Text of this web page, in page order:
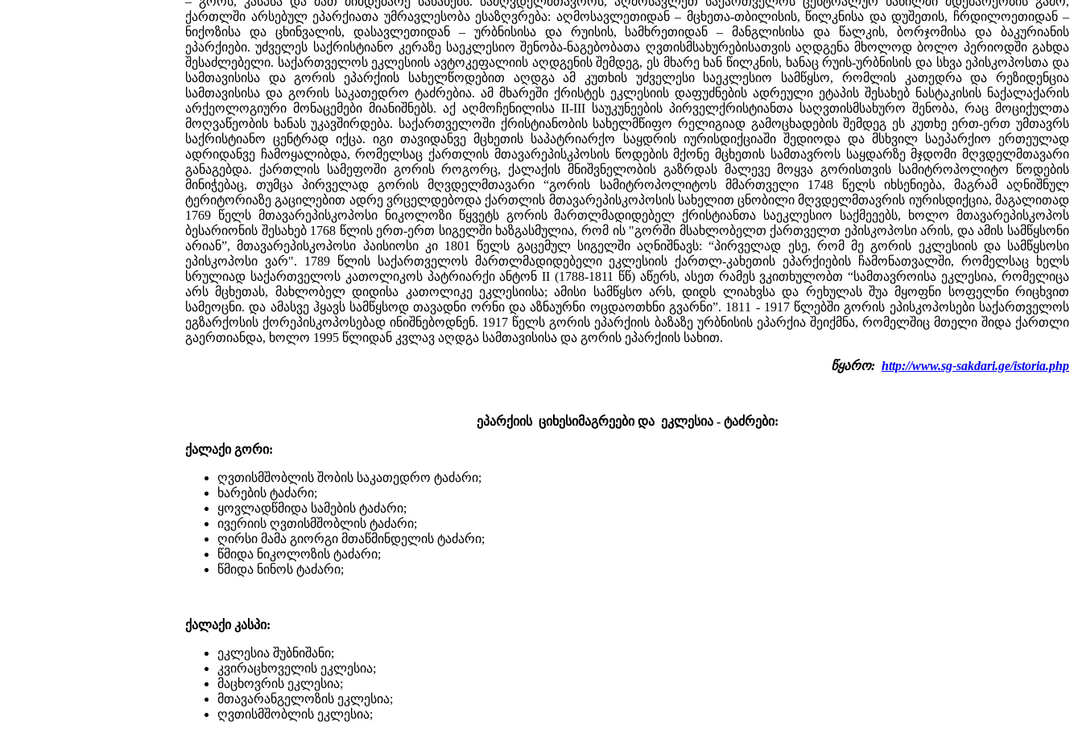
ქართლში არსებულ ეპარქიათა უმრავლესობა ესაზღვრება: აღმოსავლეთიდან – მცხეთა-თბილისის, წილკნისა და დუშეთის, ჩრდილოეთიდან –
ნიქოზისა და ცხინვალის, დასავლეთიდან – ურბნისისა და რუისის, სამხრეთიდან – მანგლისისა და წალკის, ბორჯომისა და ბაკურიანის
ეპარქიები. უძველეს საქრისტიანო კერაზე საეკლესიო შენობა-ნაგებობათა ღვთისმსახურებისათვის აღდგენა მხოლოდ ბოლო პერიოდში გახდა
შესაძლებელი. საქართველოს ეკლესიის ავტოკეფალიის აღდგენის შემდეგ, ეს მხარე ხან წილკნის, ხანაც რუის-ურბნისის და სხვა ეპისკოპოსთა და
სამთავისისა და გორის ეპარქიის სახელწოდებით აღდგა ამ კუთხის უძველესი საეკლესიო სამწყსო, რომლის კათედრა და რეზიდენცია
სამთავისისა და გორის საკათედრო ტაძრებია. ამ მხარეში ქრისტეს ეკლესიის დაფუძნების ადრეული ეტაპის შესახებ ნასტაკისის ნაქალაქარის
არქეოლოგიური მონაცემები მიანიშნებს. აქ აღმოჩენილისა II-III საუკუნეების პირველქრისტიანთა საღვთისმსახურო შენობა, რაც მოციქულთა
მოღვაწეობის ხანას უკავშირდება. საქართველოში ქრისტიანობის სახელმწიფო რელიგიად გამოცხადების შემდეგ ეს კუთხე ერთ-ერთ უმთავრს
საქრისტიანო ცენტრად იქცა. იგი თავიდანვე მცხეთის საპატრიარქო საყდრის იურისდიქციაში შედიოდა და მსხვილ საეპარქიო ერთეულად
ადრიდანვე ჩამოყალიბდა, რომელსაც ქართლის მთავარეპისკპოსის წოდების მქონე მცხეთის სამთავროს საყდარზე მჯდომი მღვდელმთავარი
განაგებდა. ქართლის სამეფოში გორის როგორც, ქალაქის მნიშვნელობის გაზრდას მალევე მოყვა გორისთვის სამიტროპოლიტო წოდების
მინიჭებაც, თუმცა პირველად გორის მღვდელმთავარი “გორის სამიტროპოლიტოს მმართველი 1748 წელს იხსენიება, მაგრამ აღნიშნულ
ტერიტორიაზე გაცილებით ადრე ვრცელდებოდა ქართლის მთავარეპისკოპოსის სახელით ცნობილი მღვდელმთავრის იურისდიქცია, მაგალითად
1769 წელს მთავარეპისკოპოსი ნიკოლოზი წყვეტს გორის მართლმადიდებელ ქრისტიანთა საეკლესიო საქმეეებს, ხოლო მთავარეპისკოპოს
ბესარიონის შესახებ 1768 წლის ერთ-ერთ სიგელში ხაზგასმულია, რომ ის "გორში მსახლობელთ ქართველთ ეპისკოპოსი არის, და ამის სამწყსონი
არიან”, მთავარეპისკოპოსი პაისიოსი კი 1801 წელს გაცემულ სიგელში აღნიშნავს: “პირველად ესე, რომ მე გორის ეკლესიის და სამწყსოსი
ეპისკოპოსი ვარ". 1789 წლის საქართველოს მართლმადიდებელი ეკლესიის ქართლ-კახეთის ეპარქიების ჩამონათვალში, რომელსაც ხელს
სრულიად საქართველოს კათოლიკოს პატრიარქი ანტონ II (1788-1811 წწ) აწერს, ასეთ რამეს ვკითხულობთ “სამთავროისა ეკლესია, რომელიცა
არს მცხეთას, მახლობელ დიდისა კათოლიკე ეკლესიისა; ამისი სამწყსო არს, დიდს ლიახვსა და რეხულას შუა მყოფნი სოფელნი რიცხვით
სამეოცნი. და ამასვე ჰყავს სამწყსოდ თავადნი ორნი და აზნაურნი ოცდაოთხნი გვარნი”. 1811 - 1917 წლებში გორის ეპისკოპოსები საქართველოს
ეგზარქოსის ქორეპისკოპოსებად ინიშნებოდნენ. 1917 წელს გორის ეპარქიის ბაზაზე ურბნისის ეპარქია შეიქმნა, რომელშიც მთელი შიდა ქართლი
გაერთიანდა, ხოლო 1995 წლიდან კვლავ აღდგა სამთავისისა და გორის ეპარქიის სახით.
წყარო: http://www.sg-sakdari.ge/istoria.php
ეპარქიის ციხესიმაგრეები და ეკლესია - ტაძრები:
ქალაქი გორი:
ღვთისმშობლის შობის საკათედრო ტაძარი;
ხარების ტაძარი;
ყოვლადწმიდა სამების ტაძარი;
ივერიის ღვთისმშობლის ტაძარი;
ღირსი მამა გიორგი მთაწმინდელის ტაძარი;
წმიდა ნიკოლოზის ტაძარი;
წმიდა ნინოს ტაძარი;
ქალაქი კასპი:
ეკლესია შუბნიშანი;
კვირაცხოველის ეკლესია;
მაცხოვრის ეკლესია;
მთავარანგელოზის ეკლესია;
ღვთისმშობლის ეკლესია;